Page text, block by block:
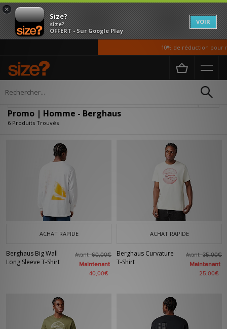
×
Size?
size?
OFFERT - Sur Google Play
VOIR
10% de réduction pour
Accueil Homme
Promo | Homme - Berghaus
6 Produits Trouvés
ACHAT RAPIDE
Berghaus Big Wall
Long Sleeve T-Shirt
Avant60,00€
Maintenant
40,00€
ACHAT RAPIDE
Berghaus Curvature
T-Shirt
Avant35,00€
Maintenant
25,00€